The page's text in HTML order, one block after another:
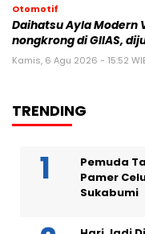
Otomotif
Daihatsu Ayla Modern
nongkrong di GIIAS,
Kamis, 6 Agu 2026 - 15:52
TRENDING
Pemuda
Pamer
Sukabumi